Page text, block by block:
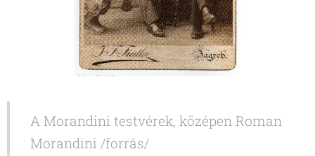
A Morandini testvérek, középen Roman
Morandini /forrás/